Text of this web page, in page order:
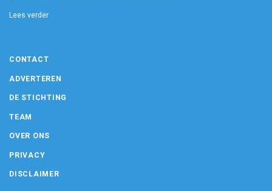
Lees verder
CONTACT
ADVERTEREN
DE STICHTING
TEAM
OVER ONS
PRIVACY
DISCLAIMER